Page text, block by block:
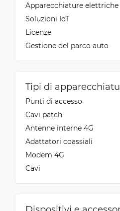
Apparecchiature elettriche
Soluzioni IoT
Licenze
Gestione del parco auto
Tipi di
Punti di accesso
Cavi patch
Antenne interne 4G
Adattatori coassiali
Modem 4G
Cavi